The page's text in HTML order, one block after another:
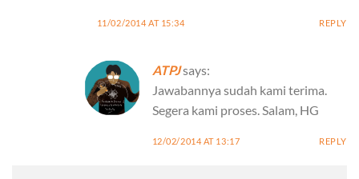
11/02/2014 AT 15:34 REPLY
ATPJsays:
Jawabannya sudah kami terima.
Segera kami proses. Salam, HG
12/02/2014 AT 13:17 REPLY